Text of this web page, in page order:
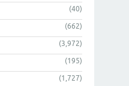
(40)
(662)
(3,972)
(195)
(1,727)